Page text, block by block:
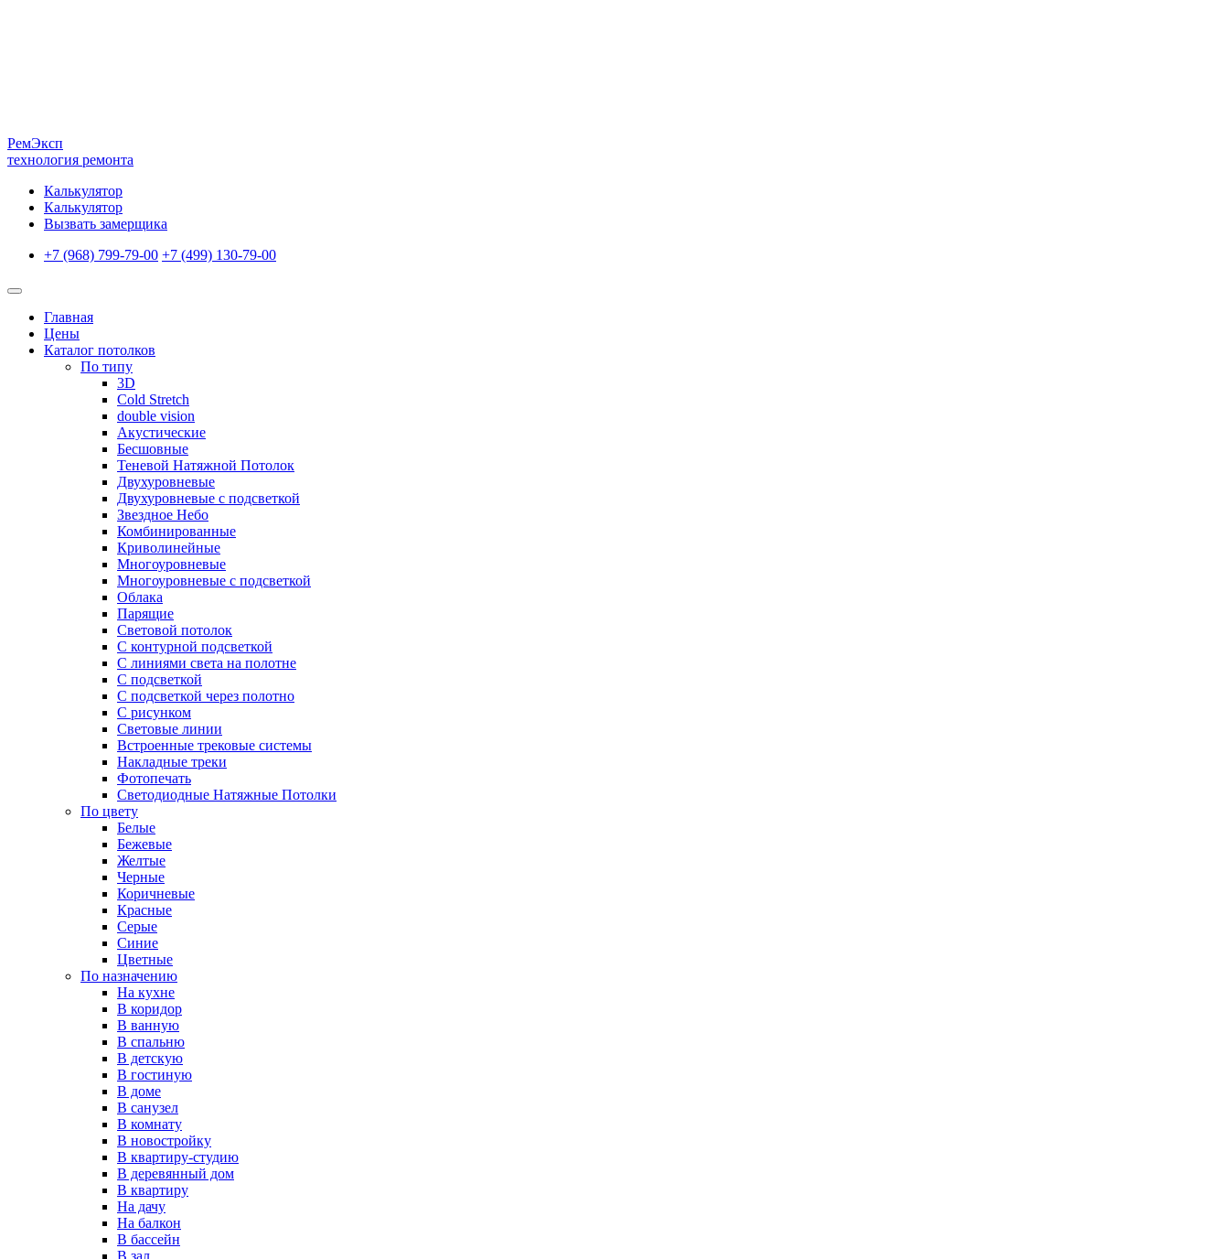
РемЭксп
технология ремонта
Калькулятор
Калькулятор
Вызвать замерщика
+7 (968) 799-79-00 +7 (499) 130-79-00
Главная
Цены
Каталог потолков
По типу
3D
Cold Stretch
double vision
Акустические
Бесшовные
Теневой Натяжной Потолок
Двухуровневые
Двухуровневые с подсветкой
Звездное Небо
Комбинированные
Криволинейные
Многоуровневые
Многоуровневые с подсветкой
Облака
Парящие
Световой потолок
С контурной подсветкой
С линиями света на полотне
С подсветкой
С подсветкой через полотно
С рисунком
Световые линии
Встроенные трековые системы
Накладные треки
Фотопечать
Светодиодные Натяжные Потолки
По цвету
Белые
Бежевые
Желтые
Черные
Коричневые
Красные
Серые
Синие
Цветные
По назначению
На кухне
В коридор
В ванную
В спальню
В детскую
В гостиную
В доме
В санузел
В комнату
В новостройку
В квартиру-студию
В деревянный дом
В квартиру
На дачу
На балкон
В бассейн
В зал